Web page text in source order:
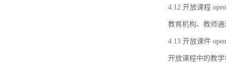
4.12 开放课程
教育机构、教师
4.13 开放课件
开放课程中的教